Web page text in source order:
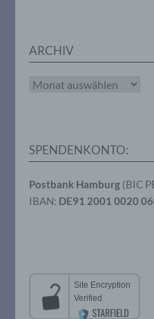
ARCHIV
Archiv
SPENDENKONTO:
Postbank Hamburg (BIC
IBAN: DE91 2001 0020
Verarbeitung
das Recht der
h)
juristische
i) Empfänger